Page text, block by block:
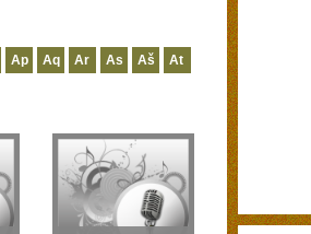
Ap Aq Ar As Aš
At